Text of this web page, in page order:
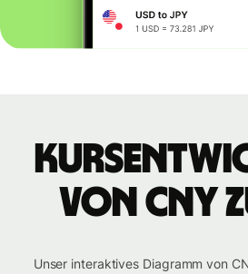
von CNY
Unser interaktives Diagramm von